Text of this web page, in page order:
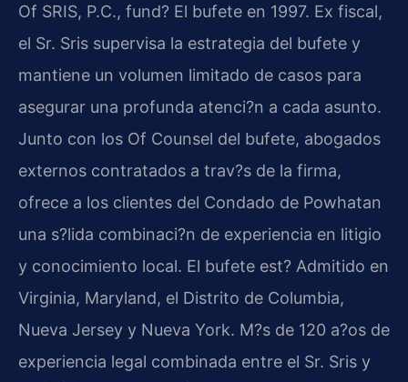
Of SRIS, P.C., fund? El bufete en 1997. Ex fiscal,
el Sr. Sris supervisa la estrategia del bufete y
mantiene un volumen limitado de casos para
asegurar una profunda atenci?n a cada asunto.
Junto con los Of Counsel del bufete, abogados
externos contratados a trav?s de la firma,
ofrece a los clientes del Condado de Powhatan
una s?lida combinaci?n de experiencia en litigio
y conocimiento local. El bufete est? Admitido en
Virginia, Maryland, el Distrito de Columbia,
Nueva Jersey y Nueva York. M?s de 120 a?os de
experiencia legal combinada entre el Sr. Sris y